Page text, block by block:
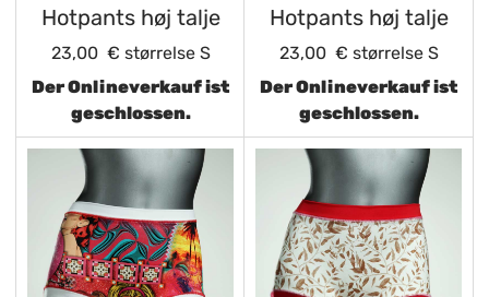
Hotpants høj talje
23,00 € størrelse S
Der Onlineverkauf ist
geschlossen.
Hotpants høj talje
23,00 € størrelse S
Der Onlineverkauf ist
geschlossen.